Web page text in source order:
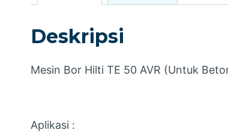
Deskripsi
Mesin Bor Hilti TE 50 AVR (Untuk
Aplikasi :